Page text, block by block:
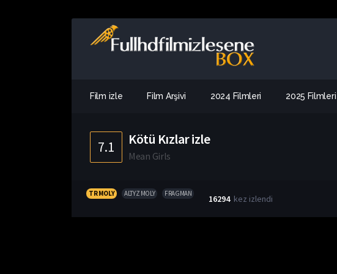
Film izle Film Arşivi 2024 Filmleri 2025 Filmleri
7.1 Kötü Kızlar izle
Mean Girls
TR MOLY ALTYZ MOLY FRAGMAN 16294 kez izlendi